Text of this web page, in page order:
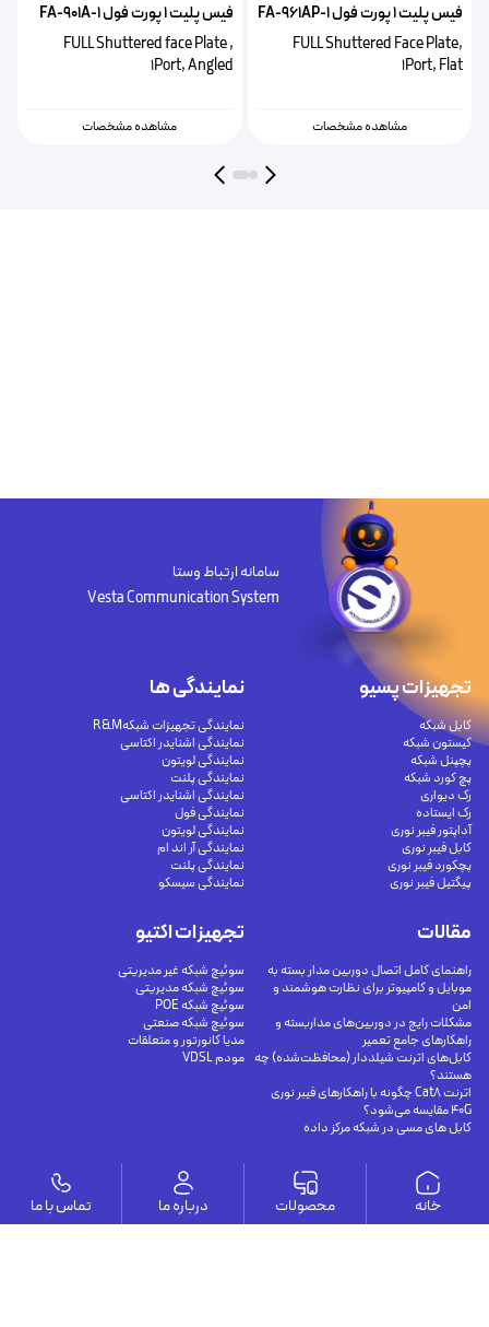
فیس پلیت ۱ پورت فول FA-901A-1
FULL Shuttered face Plate ,
1Port, Angled
مشاهده مشخصات
فیس پلیت ۱ پورت برندرکس لویتون
MMCWDOUNI070
Brand-Rex a Leviton Face Plate
مشاهده مشخصات
سامانه ارتباط وستا
Vesta Communication System
وستا
ارتباط با ما
تجهیزات پسیو
کابل شبکه
کیستون شبکه
پچپنل شبکه
پچ کورد شبکه
رک دیواری
رک ایستاده
آداپتور فیبر نوری
کابل فیبر نوری
پچکورد فیبر نوری
پیگتیل فیبر نوری
تجهیزات اکتیو
سوئیچ شبکه غیر مدیریتی
سوئیچ شبکه مدیریتی
سوئیچ شبکه POE
سوئیچ شبکه صنعتی
مدیا کانورتور و متعلقات
مودم VDSL
نمایندگی ها
نمایندگی تجهیزات شبکهR&M
نمایندگی اشنایدر اکتاسی
نمایندگی لویتون
نمایندگی پلنت
نمایندگی اشنایدر اکتاسی
نمایندگی فول
نمایندگی لویتون
نمایندگی آر اند ام
نمایندگی پلنت
نمایندگی سیسکو
مقالات
راهنمای کامل اتصال دوربین مدار بسته به
موبایل و کامپیوتر برای نظارت هوشمند و
امن
مشکلات رایج در دوربین‌های مداربسته و
راهکارهای جامع تعمیر
کابل‌های اترنت شیلددار (محافظت‌شده) چه
هستند؟
اترنت Cat8 چگونه با راهکارهای فیبر نوری
40G مقایسه می‌شود؟
کابل های مسی در شبکه مرکز داده
خانه محصولات درباره ما تماس با ما